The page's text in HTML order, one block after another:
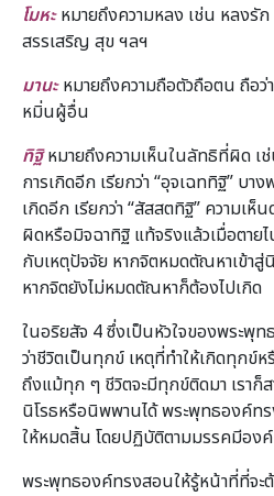
โมหะหมายถึงความหลง เช่น หลงรั
สรรเสริญ สุข ฯลฯ
มานะหมายถึงความถือตัวถือตน ถือ
หมิ่นผู้อื่น
ทิฐิหมายถึงความเห็นในลัทธิที่ผิด เ
การเกิดอีก เรียกว่า “อุจเฉททิฐิ” บา
เกิดอีก เรียกว่า “สัสสตทิฐิ” ความเห็
ผิดหรือมิจฉาทิฐิ แท้จริงแล้วเมื่อตาย
กับเหตุปัจจัย หากจิตหมดตัณหาเข้า
หากจิตยังไม่หมดตัณหาก็ต้องไปเกิด
ในอริยสัจ 4 ซึ่งเป็นหัวใจของพระพุ
ว่าชีวิตเป็นทุกข์ เหตุที่ทำให้เกิดทุก
ถึงแม้ทุก ๆ ชีวิตจะมีทุกข์ติดมา เราก็
นิโรธหรือนิพพานได้ พระพุทธองค์ท
ให้หมดสิ้น โดยปฏิบัติตามมรรคมีอง
พระพุทธองค์ทรงสอนให้รู้หน้าที่ที่จ